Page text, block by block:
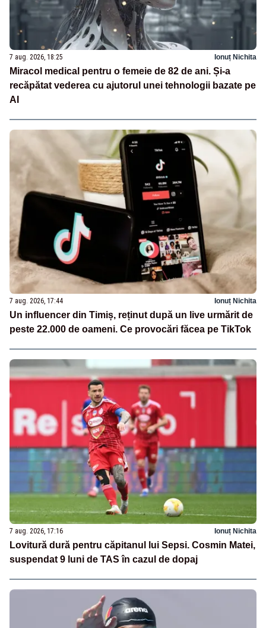
7 aug. 2026, 18:25 Ionuț Nichita
Miracol medical pentru o femeie de 82 de ani. Și-a
recăpătat vederea cu ajutorul unei tehnologii bazate pe
AI
7 aug. 2026, 17:44 Ionuț Nichita
Un influencer din Timiș, reținut după un live urmărit de
peste 22.000 de oameni. Ce provocări făcea pe TikTok
7 aug. 2026, 17:16 Ionuț Nichita
Lovitură dură pentru căpitanul lui Sepsi. Cosmin Matei,
suspendat 9 luni de TAS în cazul de dopaj